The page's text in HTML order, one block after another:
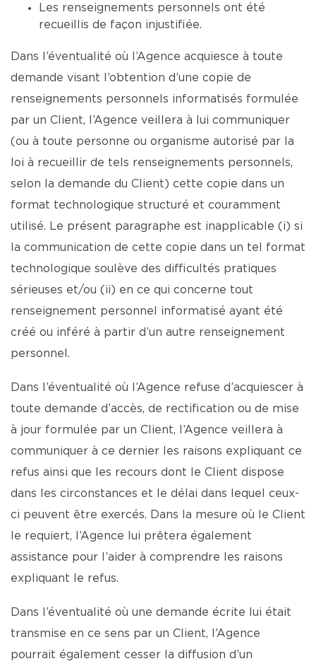
Les renseignements personnels ont été
recueillis de façon injustifiée.
Dans l’éventualité où l’Agence acquiesce à toute
demande visant l’obtention d’une copie de
renseignements personnels informatisés formulée
par un Client, l’Agence veillera à lui communiquer
(ou à toute personne ou organisme autorisé par la
loi à recueillir de tels renseignements personnels,
selon la demande du Client) cette copie dans un
format technologique structuré et couramment
utilisé. Le présent paragraphe est inapplicable (i) si
la communication de cette copie dans un tel format
technologique soulève des difficultés pratiques
sérieuses et/ou (ii) en ce qui concerne tout
renseignement personnel informatisé ayant été
créé ou inféré à partir d’un autre renseignement
personnel.
Dans l’éventualité où l’Agence refuse d’acquiescer à
toute demande d’accès, de rectification ou de mise
à jour formulée par un Client, l’Agence veillera à
communiquer à ce dernier les raisons expliquant ce
refus ainsi que les recours dont le Client dispose
dans les circonstances et le délai dans lequel ceux-
ci peuvent être exercés. Dans la mesure où le Client
le requiert, l’Agence lui prêtera également
assistance pour l’aider à comprendre les raisons
expliquant le refus.
Dans l’éventualité où une demande écrite lui était
transmise en ce sens par un Client, l’Agence
pourrait également cesser la diffusion d’un